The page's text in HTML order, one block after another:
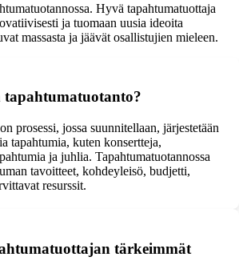
Hyvä tapahtumatuottaja
ja tuomaan uusia ideoita
massasta ja jäävät osallistujien mieleen.
prosessi, jossa suunnitellaan, järjestetään
tapahtumia, kuten konsertteja,
ja juhlia. Tapahtumatuotannossa
tavoitteet, kohdeyleisö, budjetti,
resurssit.
tärkeimmät